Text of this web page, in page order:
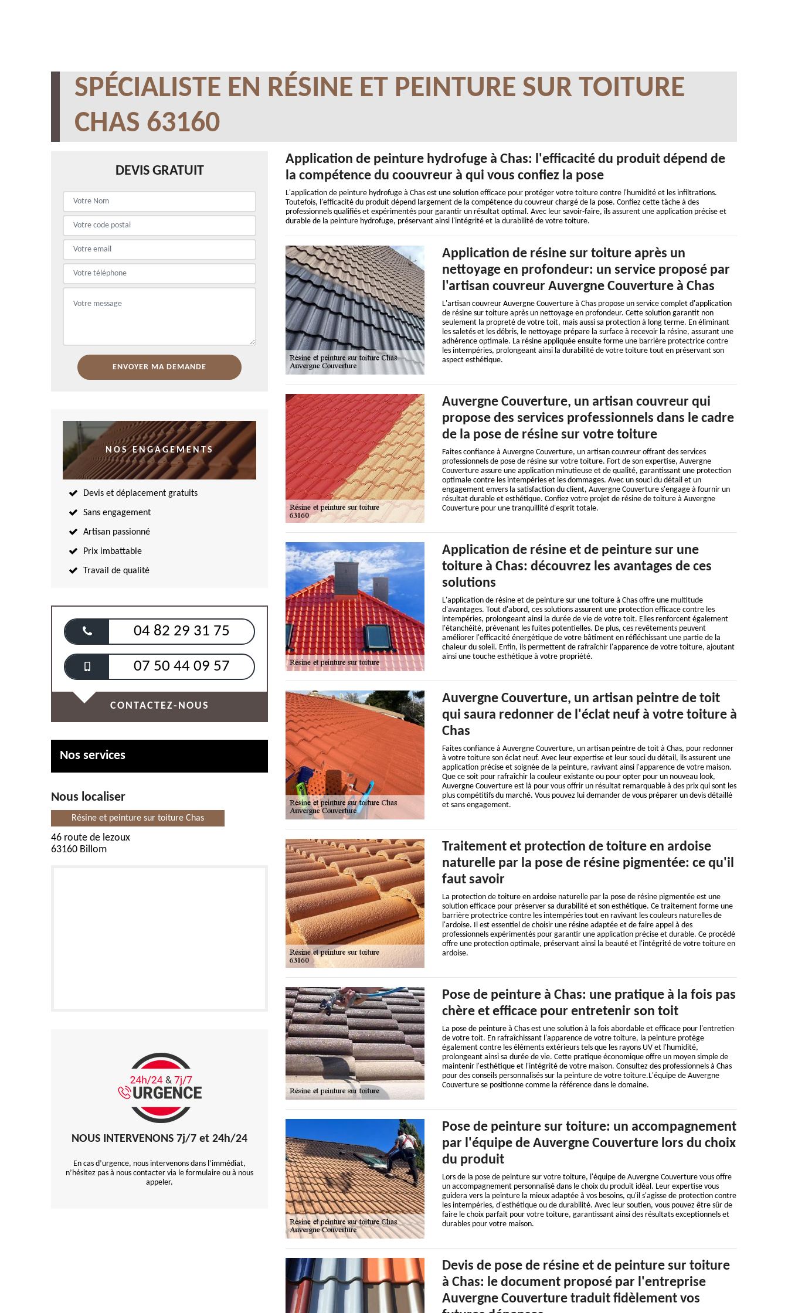
SPÉCIALISTE EN RÉSINE ET PEINTURE SUR TOITURE
CHAS 63160
DEVIS GRATUIT
NOS ENGAGEMENTS
Devis et déplacement gratuits
Sans engagement
Artisan passionné
Prix imbattable
Travail de qualité
04 82 29 31 75
07 50 44 09 57
CONTACTEZ-NOUS
Nos services
Nous localiser
Résine et peinture sur toiture Chas
46 route de lezoux
63160 Billom
NOUS INTERVENONS 7j/7 et 24h/24
En cas d’urgence, nous intervenons dans l’immédiat,
n’hésitez pas à nous contacter via le formulaire ou à nous
appeler.
Application de peinture hydrofuge à Chas: l'efficacité du produit dépend de
la compétence du coouvreur à qui vous confiez la pose
L'application de peinture hydrofuge à Chas est une solution efficace pour protéger votre toiture contre l'humidité et les infiltrations.
Toutefois, l'efficacité du produit dépend largement de la compétence du couvreur chargé de la pose. Confiez cette tâche à des
professionnels qualifiés et expérimentés pour garantir un résultat optimal. Avec leur savoir-faire, ils assurent une application précise et
durable de la peinture hydrofuge, préservant ainsi l'intégrité et la durabilité de votre toiture.
Application de résine sur toiture après un
nettoyage en profondeur: un service proposé par
l'artisan couvreur Auvergne Couverture à Chas
L'artisan couvreur Auvergne Couverture à Chas propose un service complet d'application
de résine sur toiture après un nettoyage en profondeur. Cette solution garantit non
seulement la propreté de votre toit, mais aussi sa protection à long terme. En éliminant
les saletés et les débris, le nettoyage prépare la surface à recevoir la résine, assurant une
adhérence optimale. La résine appliquée ensuite forme une barrière protectrice contre
les intempéries, prolongeant ainsi la durabilité de votre toiture tout en préservant son
aspect esthétique.
Auvergne Couverture, un artisan couvreur qui
propose des services professionnels dans le cadre
de la pose de résine sur votre toiture
Faites confiance à Auvergne Couverture, un artisan couvreur offrant des services
professionnels de pose de résine sur votre toiture. Fort de son expertise, Auvergne
Couverture assure une application minutieuse et de qualité, garantissant une protection
optimale contre les intempéries et les dommages. Avec un souci du détail et un
engagement envers la satisfaction du client, Auvergne Couverture s'engage à fournir un
résultat durable et esthétique. Confiez votre projet de résine de toiture à Auvergne
Couverture pour une tranquillité d'esprit totale.
Application de résine et de peinture sur une
toiture à Chas: découvrez les avantages de ces
solutions
L'application de résine et de peinture sur une toiture à Chas offre une multitude
d'avantages. Tout d'abord, ces solutions assurent une protection efficace contre les
intempéries, prolongeant ainsi la durée de vie de votre toit. Elles renforcent également
l'étanchéité, prévenant les fuites potentielles. De plus, ces revêtements peuvent
améliorer l'efficacité énergétique de votre bâtiment en réfléchissant une partie de la
chaleur du soleil. Enfin, ils permettent de rafraîchir l'apparence de votre toiture, ajoutant
ainsi une touche esthétique à votre propriété.
Auvergne Couverture, un artisan peintre de toit
qui saura redonner de l'éclat neuf à votre toiture à
Chas
Faites confiance à Auvergne Couverture, un artisan peintre de toit à Chas, pour redonner
à votre toiture son éclat neuf. Avec leur expertise et leur souci du détail, ils assurent une
application précise et soignée de la peinture, ravivant ainsi l'apparence de votre maison.
Que ce soit pour rafraîchir la couleur existante ou pour opter pour un nouveau look,
Auvergne Couverture est là pour vous offrir un résultat remarquable à des prix qui sont les
plus compétitifs du marché. Vous pouvez lui demander de vous préparer un devis détaillé
et sans engagement.
Traitement et protection de toiture en ardoise
naturelle par la pose de résine pigmentée: ce qu'il
faut savoir
La protection de toiture en ardoise naturelle par la pose de résine pigmentée est une
solution efficace pour préserver sa durabilité et son esthétique. Ce traitement forme une
barrière protectrice contre les intempéries tout en ravivant les couleurs naturelles de
l'ardoise. Il est essentiel de choisir une résine adaptée et de faire appel à des
professionnels expérimentés pour garantir une application précise et durable. Ce procédé
offre une protection optimale, préservant ainsi la beauté et l'intégrité de votre toiture en
ardoise.
Pose de peinture à Chas: une pratique à la fois pas
chère et efficace pour entretenir son toit
La pose de peinture à Chas est une solution à la fois abordable et efficace pour l'entretien
de votre toit. En rafraîchissant l'apparence de votre toiture, la peinture protège
également contre les éléments extérieurs tels que les rayons UV et l'humidité,
prolongeant ainsi sa durée de vie. Cette pratique économique offre un moyen simple de
maintenir l'esthétique et l'intégrité de votre maison. Consultez des professionnels à Chas
pour des conseils personnalisés sur la peinture de votre toiture.L'équipe de Auvergne
Couverture se positionne comme la référence dans le domaine.
Pose de peinture sur toiture: un accompagnement
par l'équipe de Auvergne Couverture lors du choix
du produit
Lors de la pose de peinture sur votre toiture, l'équipe de Auvergne Couverture vous offre
un accompagnement personnalisé dans le choix du produit idéal. Leur expertise vous
guidera vers la peinture la mieux adaptée à vos besoins, qu'il s'agisse de protection contre
les intempéries, d'esthétique ou de durabilité. Avec leur soutien, vous pouvez être sûr de
faire le choix parfait pour votre toiture, garantissant ainsi des résultats exceptionnels et
durables pour votre maison.
Devis de pose de résine et de peinture sur toiture
à Chas: le document proposé par l'entreprise
Auvergne Couverture traduit fidèlement vos